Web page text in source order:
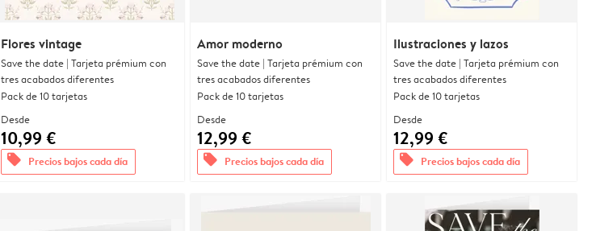
Flores vintage
Save the date | Tarjeta prémium con
tres acabados diferentes
Pack de 10 tarjetas
Desde
10,99 €
offers Precios bajos cada día
Amor moderno
Save the date | Tarjeta prémium con
tres acabados diferentes
Pack de 10 tarjetas
Desde
12,99 €
offers Precios bajos cada día
Ilustraciones y lazos
Save the date | Tarjeta prémium con
tres acabados diferentes
Pack de 10 tarjetas
Desde
12,99 €
offers Precios bajos cada día